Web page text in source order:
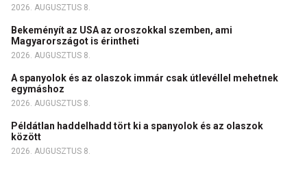
2026. AUGUSZTUS 8.
Bekeményít az USA az oroszokkal szemben, ami
Magyarországot is érintheti
2026. AUGUSZTUS 8.
A spanyolok és az olaszok immár csak útlevéllel mehetnek
egymáshoz
2026. AUGUSZTUS 8.
Példátlan haddelhadd tört ki a spanyolok és az olaszok
között
2026. AUGUSZTUS 8.